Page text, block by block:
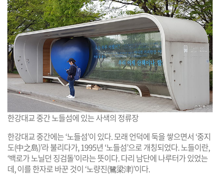
한강대교 중간 노들섬에 있는 사색의 정류장
한강대교 중간에는 ‘노들섬’이 있다. 모래 언덕에 둑을 쌓으면서 ‘중지
도(中之島)’라 불리다가, 1995년 ‘노들섬’으로 개칭되었다. 노들이란,
‘백로가 노닐던 징검돌’이라는 뜻이다. 다리 남단에 나루터가 있었는
데, 이를 한자로 바꾼 것이 ‘노량진(鷺梁津)’이다.